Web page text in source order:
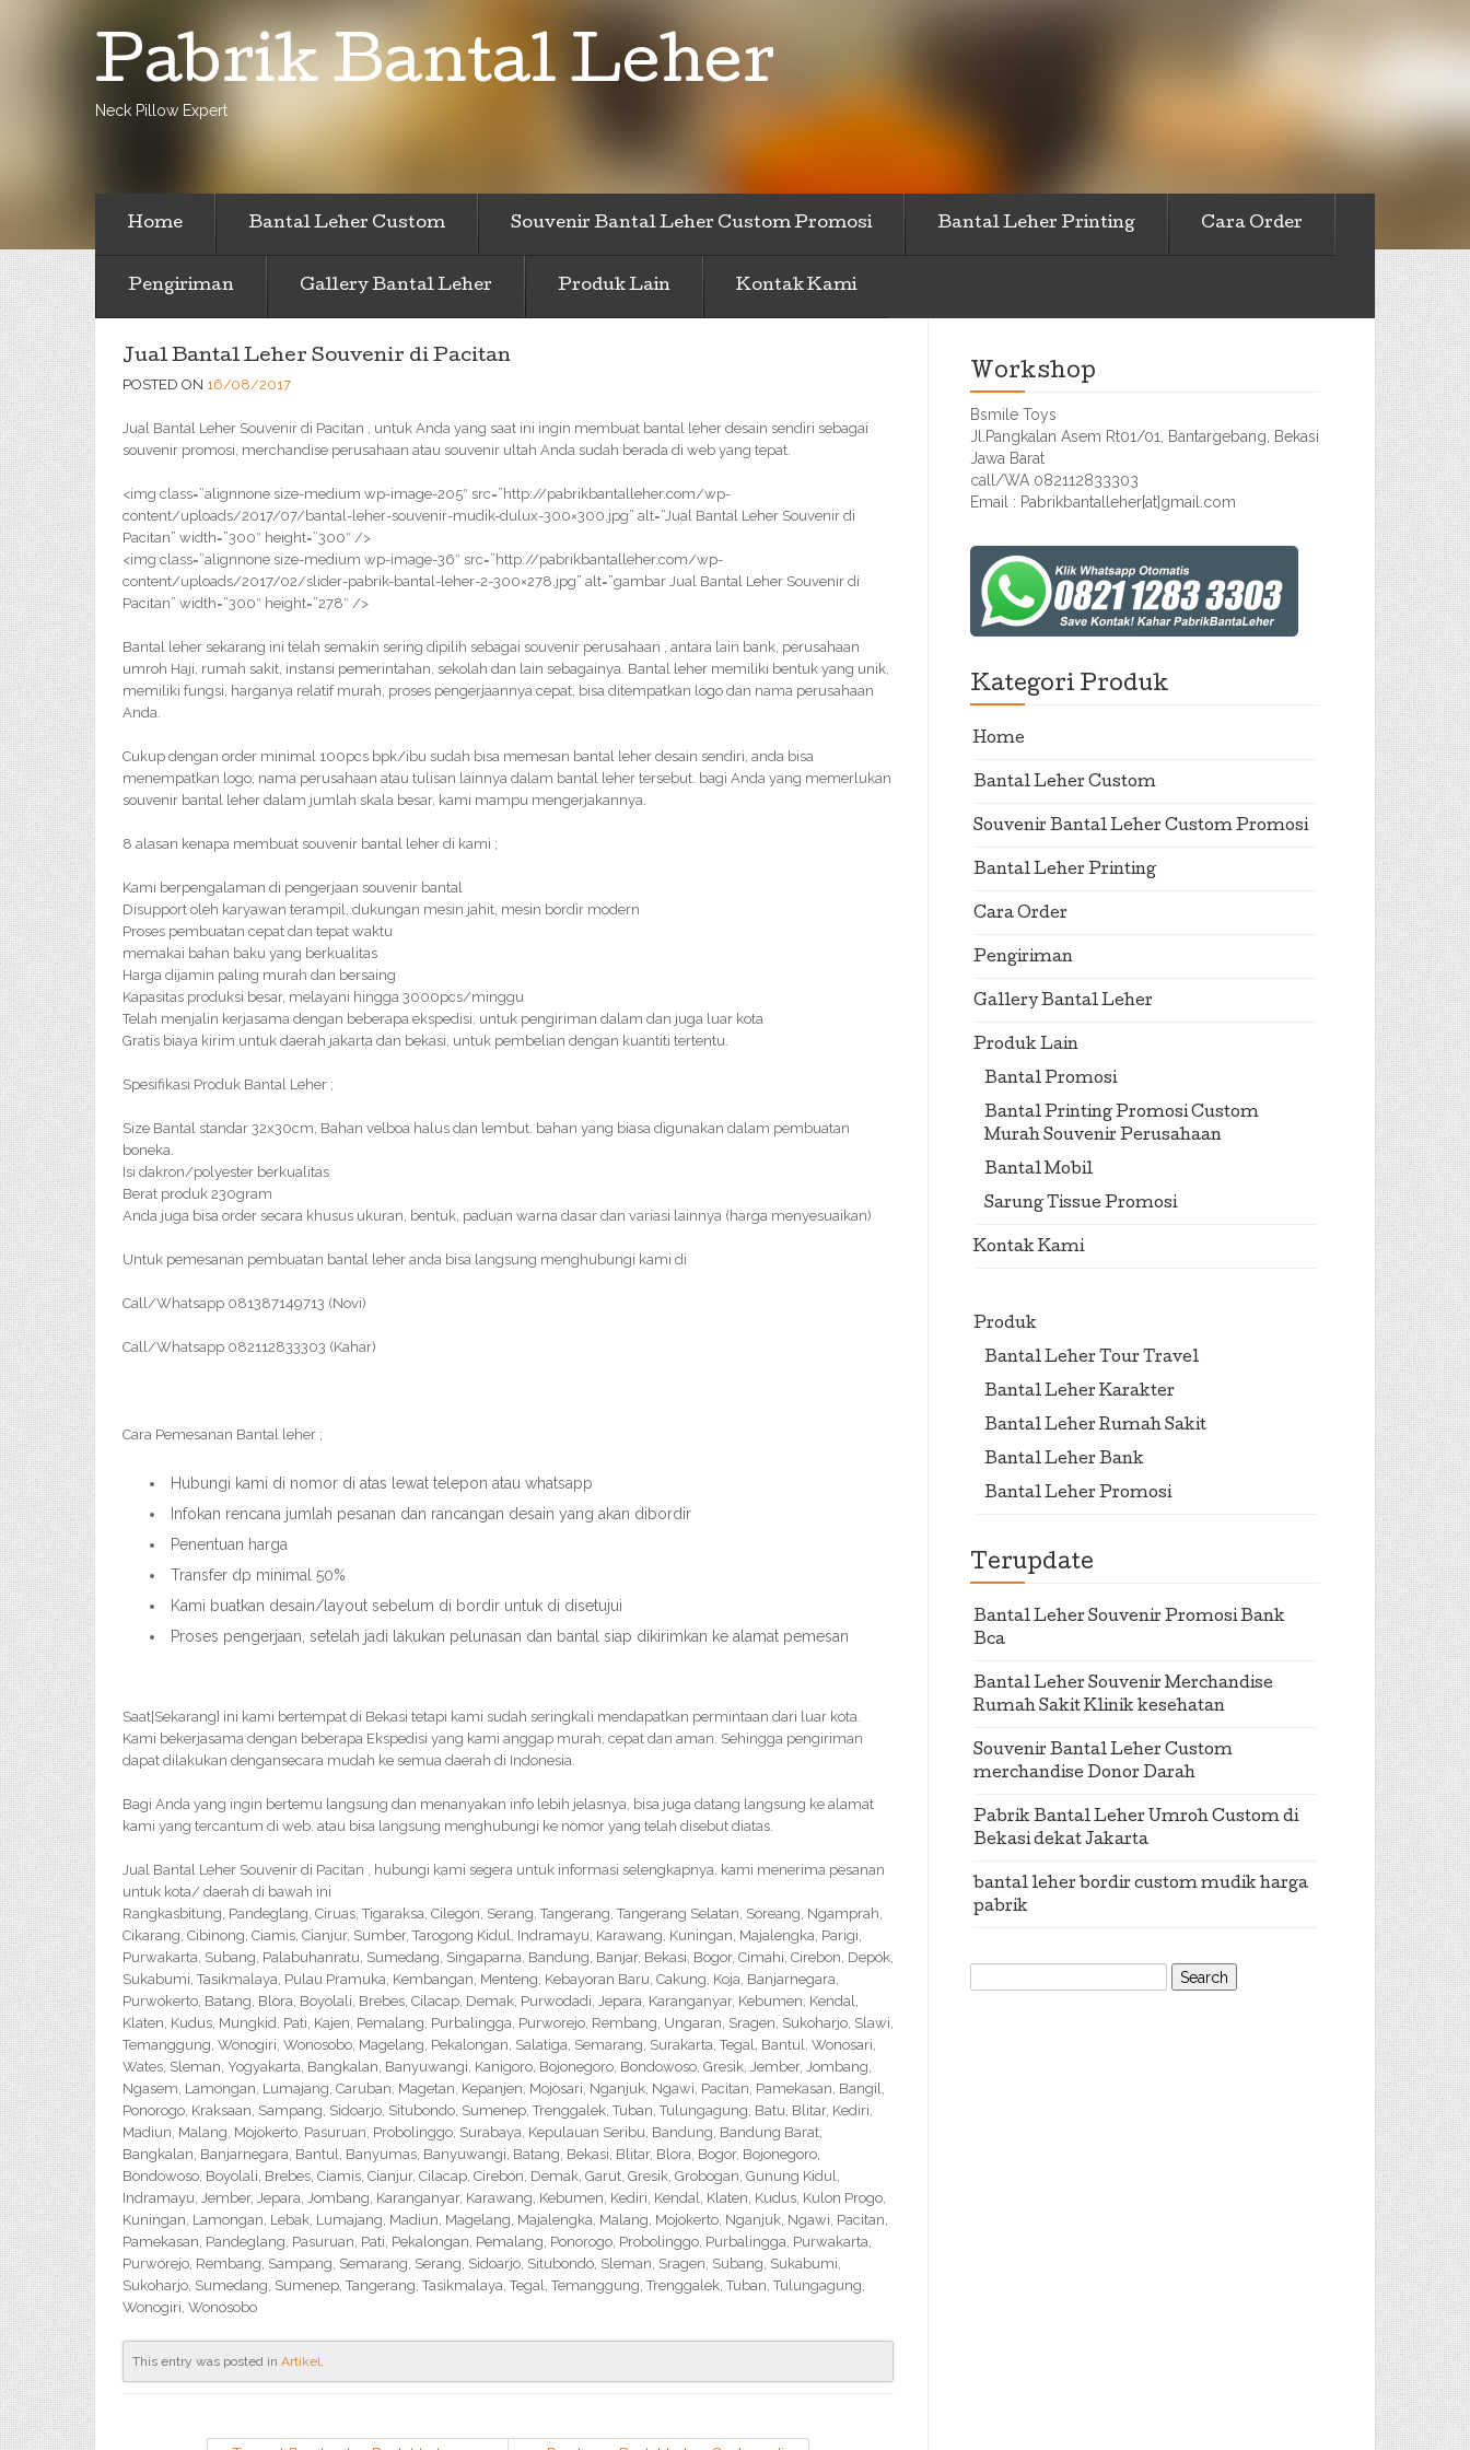
Pabrik Bantal Leher
Neck Pillow Expert
Home Bantal Leher Custom Souvenir Bantal Leher Custom Promosi Bantal Leher Printing Cara Order
Pengiriman Gallery Bantal Leher Produk Lain Kontak Kami
Jual Bantal Leher Souvenir di Pacitan
POSTED ON 16/08/2017
Jual Bantal Leher Souvenir di Pacitan , untuk Anda yang saat ini ingin membuat bantal leher desain sendiri sebagai
souvenir promosi, merchandise perusahaan atau souvenir ultah Anda sudah berada di web yang tepat.
<img class=”alignnone size-medium wp-image-205″ src=”http://pabrikbantalleher.com/wp-
content/uploads/2017/07/bantal-leher-souvenir-mudik-dulux-300×300.jpg” alt=”Jual Bantal Leher Souvenir di
Pacitan” width=”300″ height=”300″ />
<img class=”alignnone size-medium wp-image-36″ src=”http://pabrikbantalleher.com/wp-
content/uploads/2017/02/slider-pabrik-bantal-leher-2-300×278.jpg” alt=”gambar Jual Bantal Leher Souvenir di
Pacitan” width=”300″ height=”278″ />
Bantal leher sekarang ini telah semakin sering dipilih sebagai souvenir perusahaan , antara lain bank, perusahaan
umroh Haji, rumah sakit, instansi pemerintahan, sekolah dan lain sebagainya. Bantal leher memiliki bentuk yang unik,
memiliki fungsi, harganya relatif murah, proses pengerjaannya cepat, bisa ditempatkan logo dan nama perusahaan
Anda.
Cukup dengan order minimal 100pcs bpk/ibu sudah bisa memesan bantal leher desain sendiri, anda bisa
menempatkan logo, nama perusahaan atau tulisan lainnya dalam bantal leher tersebut. bagi Anda yang memerlukan
souvenir bantal leher dalam jumlah skala besar, kami mampu mengerjakannya.
8 alasan kenapa membuat souvenir bantal leher di kami ;
Kami berpengalaman di pengerjaan souvenir bantal
Disupport oleh karyawan terampil, dukungan mesin jahit, mesin bordir modern
Proses pembuatan cepat dan tepat waktu
memakai bahan baku yang berkualitas
Harga dijamin paling murah dan bersaing
Kapasitas produksi besar, melayani hingga 3000pcs/minggu
Telah menjalin kerjasama dengan beberapa ekspedisi, untuk pengiriman dalam dan juga luar kota
Gratis biaya kirim untuk daerah jakarta dan bekasi, untuk pembelian dengan kuantiti tertentu.
Spesifikasi Produk Bantal Leher ;
Size Bantal standar 32x30cm, Bahan velboa halus dan lembut. bahan yang biasa digunakan dalam pembuatan
boneka.
Isi dakron/polyester berkualitas
Berat produk 230gram
Anda juga bisa order secara khusus ukuran, bentuk, paduan warna dasar dan variasi lainnya (harga menyesuaikan)
Untuk pemesanan pembuatan bantal leher anda bisa langsung menghubungi kami di
Call/Whatsapp 081387149713 (Novi)
Call/Whatsapp 082112833303 (Kahar)
Cara Pemesanan Bantal leher ;
Hubungi kami di nomor di atas lewat telepon atau whatsapp
Infokan rencana jumlah pesanan dan rancangan desain yang akan dibordir
Penentuan harga
Transfer dp minimal 50%
Kami buatkan desain/layout sebelum di bordir untuk di disetujui
Proses pengerjaan, setelah jadi lakukan pelunasan dan bantal siap dikirimkan ke alamat pemesan
Saat|Sekarang} ini kami bertempat di Bekasi tetapi kami sudah seringkali mendapatkan permintaan dari luar kota.
Kami bekerjasama dengan beberapa Ekspedisi yang kami anggap murah, cepat dan aman. Sehingga pengiriman
dapat dilakukan dengansecara mudah ke semua daerah di Indonesia.
Bagi Anda yang ingin bertemu langsung dan menanyakan info lebih jelasnya, bisa juga datang langsung ke alamat
kami yang tercantum di web. atau bisa langsung menghubungi ke nomor yang telah disebut diatas.
Jual Bantal Leher Souvenir di Pacitan , hubungi kami segera untuk informasi selengkapnya. kami menerima pesanan
untuk kota/ daerah di bawah ini
Rangkasbitung, Pandeglang, Ciruas, Tigaraksa, Cilegon, Serang, Tangerang, Tangerang Selatan, Soreang, Ngamprah,
Cikarang, Cibinong, Ciamis, Cianjur, Sumber, Tarogong Kidul, Indramayu, Karawang, Kuningan, Majalengka, Parigi,
Purwakarta, Subang, Palabuhanratu, Sumedang, Singaparna, Bandung, Banjar, Bekasi, Bogor, Cimahi, Cirebon, Depok,
Sukabumi, Tasikmalaya, Pulau Pramuka, Kembangan, Menteng, Kebayoran Baru, Cakung, Koja, Banjarnegara,
Purwokerto, Batang, Blora, Boyolali, Brebes, Cilacap, Demak, Purwodadi, Jepara, Karanganyar, Kebumen, Kendal,
Klaten, Kudus, Mungkid, Pati, Kajen, Pemalang, Purbalingga, Purworejo, Rembang, Ungaran, Sragen, Sukoharjo, Slawi,
Temanggung, Wonogiri, Wonosobo, Magelang, Pekalongan, Salatiga, Semarang, Surakarta, Tegal, Bantul, Wonosari,
Wates, Sleman, Yogyakarta, Bangkalan, Banyuwangi, Kanigoro, Bojonegoro, Bondowoso, Gresik, Jember, Jombang,
Ngasem, Lamongan, Lumajang, Caruban, Magetan, Kepanjen, Mojosari, Nganjuk, Ngawi, Pacitan, Pamekasan, Bangil,
Ponorogo, Kraksaan, Sampang, Sidoarjo, Situbondo, Sumenep, Trenggalek, Tuban, Tulungagung, Batu, Blitar, Kediri,
Madiun, Malang, Mojokerto, Pasuruan, Probolinggo, Surabaya, Kepulauan Seribu, Bandung, Bandung Barat,
Bangkalan, Banjarnegara, Bantul, Banyumas, Banyuwangi, Batang, Bekasi, Blitar, Blora, Bogor, Bojonegoro,
Bondowoso, Boyolali, Brebes, Ciamis, Cianjur, Cilacap, Cirebon, Demak, Garut, Gresik, Grobogan, Gunung Kidul,
Indramayu, Jember, Jepara, Jombang, Karanganyar, Karawang, Kebumen, Kediri, Kendal, Klaten, Kudus, Kulon Progo,
Kuningan, Lamongan, Lebak, Lumajang, Madiun, Magelang, Majalengka, Malang, Mojokerto, Nganjuk, Ngawi, Pacitan,
Pamekasan, Pandeglang, Pasuruan, Pati, Pekalongan, Pemalang, Ponorogo, Probolinggo, Purbalingga, Purwakarta,
Purworejo, Rembang, Sampang, Semarang, Serang, Sidoarjo, Situbondo, Sleman, Sragen, Subang, Sukabumi,
Sukoharjo, Sumedang, Sumenep, Tangerang, Tasikmalaya, Tegal, Temanggung, Trenggalek, Tuban, Tulungagung,
Wonogiri, Wonosobo
This entry was posted in Artikel.
Workshop
Bsmile Toys
Jl.Pangkalan Asem Rt01/01, Bantargebang, Bekasi
Jawa Barat
call/WA 082112833303
Email : Pabrikbantalleher[at]gmail.com
Kategori Produk
Home
Bantal Leher Custom
Souvenir Bantal Leher Custom Promosi
Bantal Leher Printing
Cara Order
Pengiriman
Gallery Bantal Leher
Produk Lain
Bantal Promosi
Bantal Printing Promosi Custom
Murah Souvenir Perusahaan
Bantal Mobil
Sarung Tissue Promosi
Kontak Kami
Produk
Bantal Leher Tour Travel
Bantal Leher Karakter
Bantal Leher Rumah Sakit
Bantal Leher Bank
Bantal Leher Promosi
Terupdate
Bantal Leher Souvenir Promosi Bank
Bca
Bantal Leher Souvenir Merchandise
Rumah Sakit Klinik kesehatan
Souvenir Bantal Leher Custom
merchandise Donor Darah
Pabrik Bantal Leher Umroh Custom di
Bekasi dekat Jakarta
bantal leher bordir custom mudik harga
pabrik
Search
for: